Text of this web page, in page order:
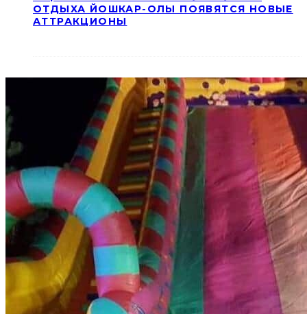
ОТДЫХА ЙОШКАР-ОЛЫ ПОЯВЯТСЯ НОВЫЕ
АТТРАКЦИОНЫ